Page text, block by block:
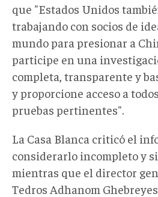
que "Estados Unidos
trabajando con socios de
mundo para presionar a
participe en una
completa, transparente y
y proporcione acceso a
pruebas pertinentes".
La Casa Blanca criticó el
considerarlo incompleto y
mientras que el director
Tedros Adhanom